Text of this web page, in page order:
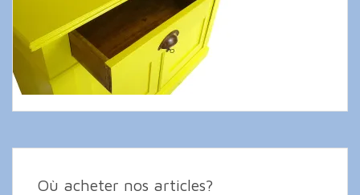
Où acheter nos articles?